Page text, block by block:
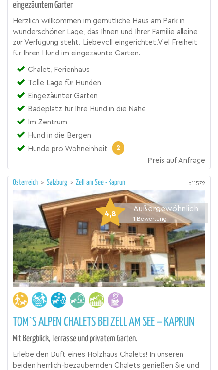
eingezäuntem Garten
Herzlich willkommen im gemütliche Haus am Park in
wunderschöner Lage, das Ihnen und Ihrer Familie alleine
zur Verfügung steht. Liebevoll eingerichtet.Viel Freiheit
für Ihren Hund im eingezäunte Garten.
Chalet, Ferienhaus
Tolle Lage für Hunden
Eingezäunter Garten
Badeplatz für Ihre Hund in die Nähe
Im Zentrum
Hund in die Bergen
Hunde pro Wohneinheit
2
Preis auf Anfrage
Österreich > Salzburg > Zell am See - Kaprun a11572
4,8
Außergewöhnlich
1 Bewertung
TOM`S ALPEN CHALETS BEI ZELL AM SEE – KAPRUN
Mit Bergblick, Terrasse und privatem Garten.
Erlebe den Duft eines Holzhaus Chalets! In unseren
beiden herrlich-bezaubernden Chalets genießen Sie und